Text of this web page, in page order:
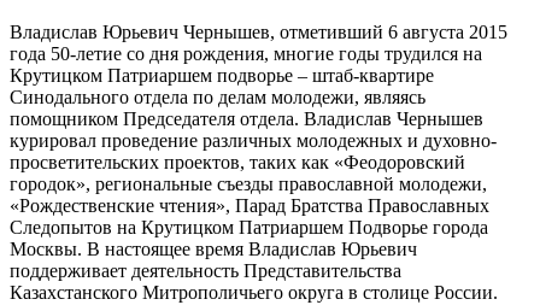
Владислав Юрьевич Чернышев, отметивший 6 августа 2015
года 50-летие со дня рождения, многие годы трудился на
Крутицком Патриаршем подворье – штаб-квартире
Синодального отдела по делам молодежи, являясь
помощником Председателя отдела. Владислав Чернышев
курировал проведение различных молодежных и духовно-
просветительских проектов, таких как «Феодоровский
городок», региональные съезды православной молодежи,
«Рождественские чтения», Парад Братства Православных
Следопытов на Крутицком Патриаршем Подворье города
Москвы. В настоящее время Владислав Юрьевич
поддерживает деятельность Представительства
Казахстанского Митрополичьего округа в столице России.